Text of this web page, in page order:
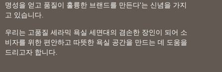
명성을 얻고 품질이 훌륭한 브랜드를 만든다'는 신념을 가지
고 있습니다.
우리는 고품질 세라믹 욕실 세면대의 겸손한 장인이 되어 소
비자를 위한 편안하고 따뜻한 욕실 공간을 만드는 데 도움을
드리고자 합니다.